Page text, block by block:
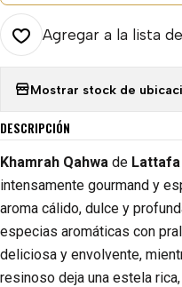
Agregar a la lista
Mostrar stock de
DESCRIPCIÓN
Khamrah Qahwa de Lattafa
intensamente gourmand y
aroma cálido, dulce y
especias aromáticas con
deliciosa y envolvente,
resinoso deja una estela